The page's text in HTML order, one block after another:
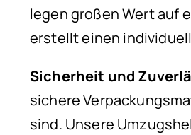
legen großen Wert auf
erstellt einen
Sicherheit und
sichere
sind. Unsere